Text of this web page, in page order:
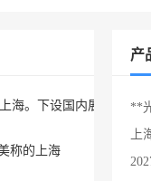
。下设国内展览
称的上海
产
**
上